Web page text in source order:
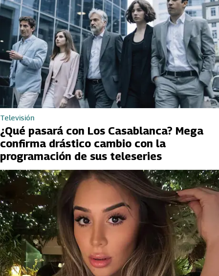
Televisión
¿Qué pasará con Los Casablanca? Mega
confirma drástico cambio con la
programación de sus teleseries